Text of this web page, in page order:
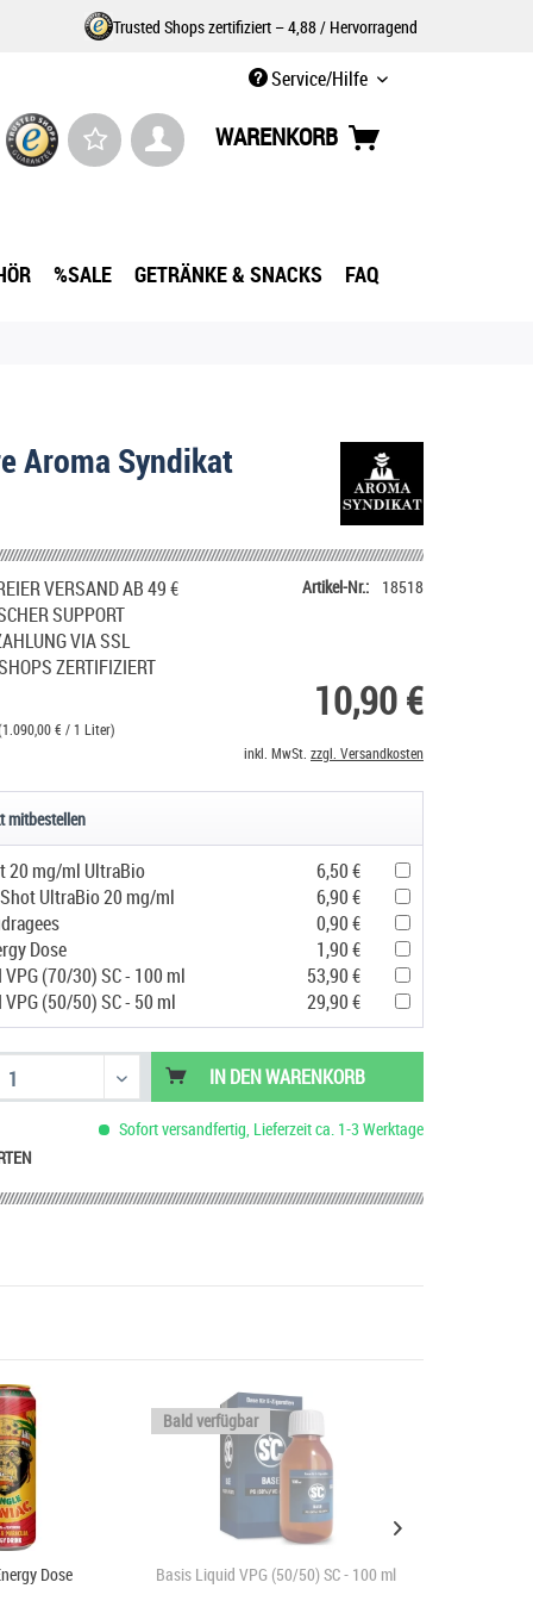
Trusted Shops zertifiziert – 4,88 / Hervorragend
Service/Hilfe
WARENKORB
%SALE GETRÄNKE & SNACKS FAQ
Aroma Syndikat
VERSAND AB 49 €
SUPPORT
VIA SSL
ZERTIFIZIERT
Artikel-Nr.: 18518
10,90 €
€ / 1 Liter)
inkl. MwSt. zzgl. Versandkosten
mitbestellen
20 mg/ml UltraBio
6,50 €
UltraBio 20 mg/ml
6,90 €
0,90 €
Dose
1,90 €
(70/30) SC - 100 ml
53,90 €
(50/50) SC - 50 ml
29,90 €
IN DENWARENKORB
Sofort versandfertig, Lieferzeit ca. 1-3 Werktage
Dose
Bald verfügbar
Basis Liquid VPG (50/50) SC - 100 ml